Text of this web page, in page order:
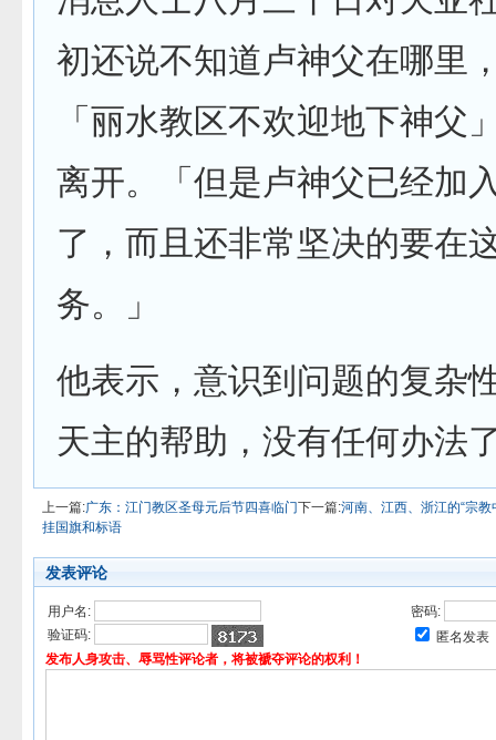
初还说不知道卢神父在哪里
「丽水教区不欢迎地下神父
离开。「但是卢神父已经加
了，而且还非常坚决的要在
务。」
他表示，意识到问题的复杂
天主的帮助，没有任何办法
上一篇:广东：江门教区圣母元后节四喜临门下一篇:河南、江西、浙江的“宗
挂国旗和标语
发表评论
用户名:
密码:
验证码:
匿名发表
发布人身攻击、辱骂性评论者，将被褫夺评论的权利！